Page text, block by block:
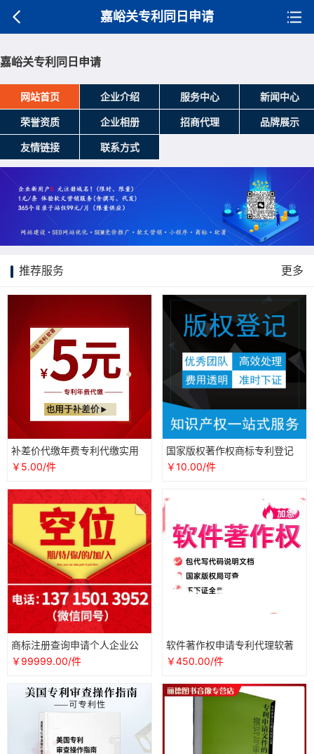
嘉峪关专利同日申请
嘉峪关专利同日申请
网站首页 企业介绍 服务中心 新闻中心
荣誉资质 企业相册 招商代理 品牌展示
友情链接 联系方式
推荐服务 更多
补差价代缴年费专利代缴实用
新型发明外观专利软件著作权
商标注册
￥5.00/件
国家版权著作权商标专利登记
作品文字美术音乐游戏软件摄
￥10.00/件
商标注册查询申请个人企业公
司加急专利版权著作权代理授
￥99999.00/件
软件著作权申请专利代理软著
加急登记计算机软著代写
￥450.00/件